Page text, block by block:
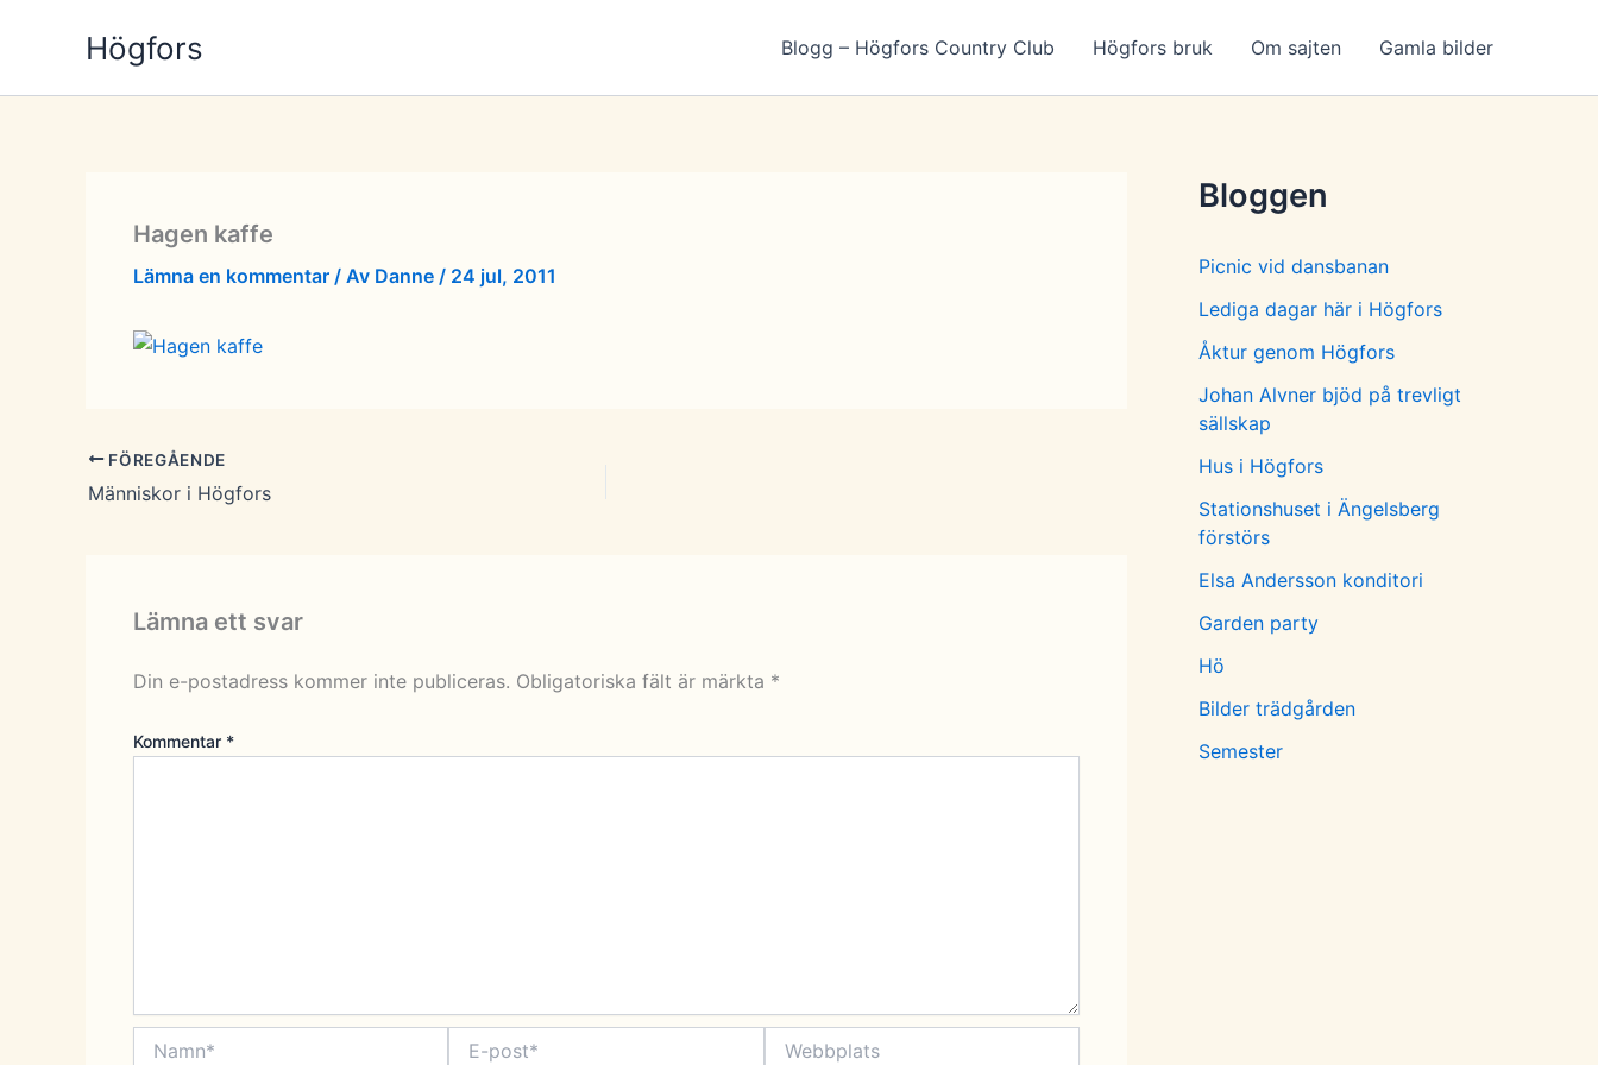
Högfors Blogg – Högfors Country Club Högfors bruk Om sajten Gamla bilder
Hagen kaffe
Lämna en kommentar / Av Danne / 24 jul, 2011
FÖREGÅENDE
Människor i Högfors
Lämna ett svar
Din e-postadress kommer inte publiceras. Obligatoriska fält är märkta *
Kommentar *
Bloggen
Picnic vid dansbanan
Lediga dagar här i Högfors
Åktur genom Högfors
Johan Alvner bjöd på trevligt
sällskap
Hus i Högfors
Stationshuset i Ängelsberg
förstörs
Elsa Andersson konditori
Garden party
Hö
Bilder trädgården
Semester